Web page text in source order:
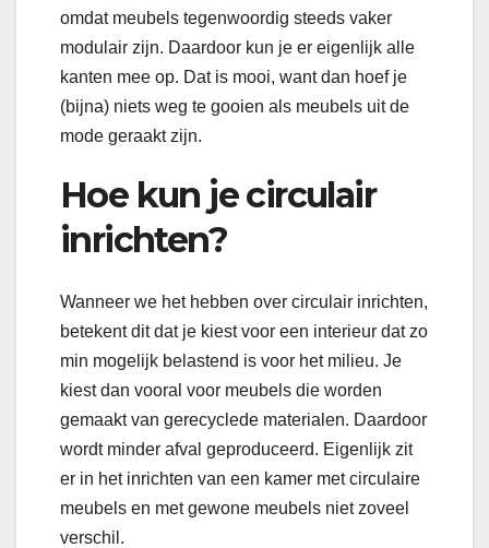
omdat meubels tegenwoordig steeds vaker
modulair zijn. Daardoor kun je er eigenlijk alle
kanten mee op. Dat is mooi, want dan hoef je
(bijna) niets weg te gooien als meubels uit de
mode geraakt zijn.
Hoe kun je circulair
inrichten?
Wanneer we het hebben over circulair inrichten,
betekent dit dat je kiest voor een interieur dat zo
min mogelijk belastend is voor het milieu. Je
kiest dan vooral voor meubels die worden
gemaakt van gerecyclede materialen. Daardoor
wordt minder afval geproduceerd. Eigenlijk zit
er in het inrichten van een kamer met circulaire
meubels en met gewone meubels niet zoveel
verschil.